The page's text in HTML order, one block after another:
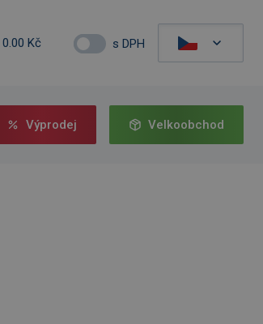
0.00 Kč s DPH
Výprodej Velkoobchod